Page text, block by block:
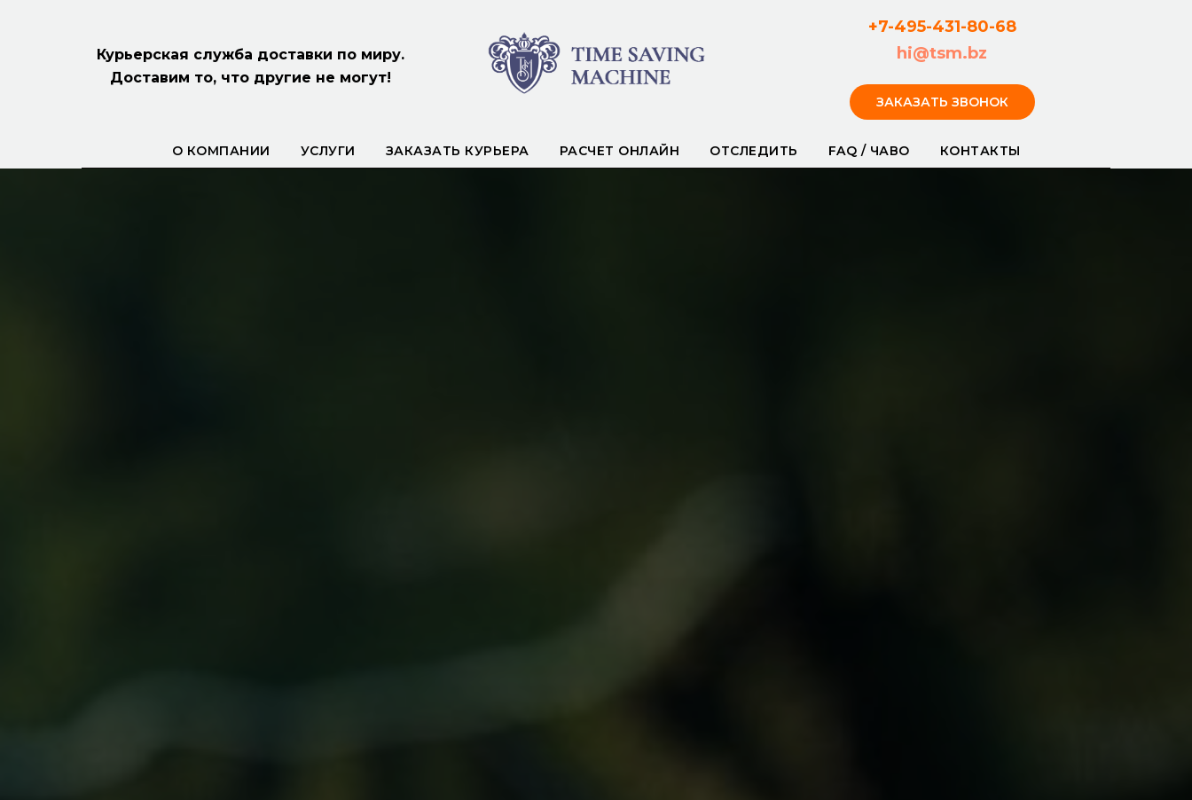
Курьерская служба доставки по миру.
Доставим то, что другие не могут!
+7-495-431-80-68
hi@tsm.bz
ЗАКАЗАТЬ ЗВОНОК
О КОМПАНИИ УСЛУГИ ЗАКАЗАТЬ КУРЬЕРА РАСЧЕТ ОНЛАЙН ОТСЛЕДИТЬ FAQ / ЧАВО КОНТАКТЫ